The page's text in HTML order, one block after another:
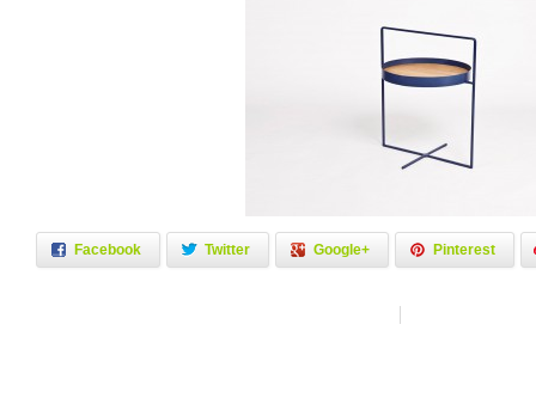
Facebook Twitter Google+ Pinterest